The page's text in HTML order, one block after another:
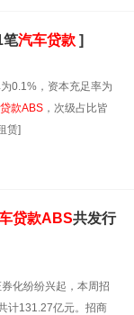
笔汽车贷款 ]
0.1%，资本充足率为
款ABS ，次级占比皆
赁]
贷款ABS共发行
化纷纷兴起，本周招
计131.27亿元。招商